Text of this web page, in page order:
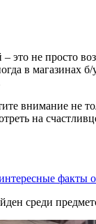
в магазинах
внимание не
на
факты
среди